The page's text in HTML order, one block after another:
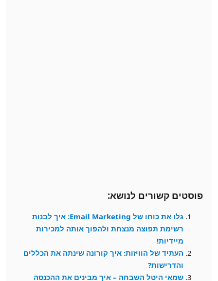
פוסטים קשורים לנושא:
גלו את כוחו של Email Marketing: איך לבנות
רשימת תפוצה מנצחת ולהפוך אותה למכירות
מיידיות!
העתיד של הוויזות: איך קורונה שינתה את הכללים
והדרישות?
שמאי היטל השבחה – איך מבינים את ההכנסה